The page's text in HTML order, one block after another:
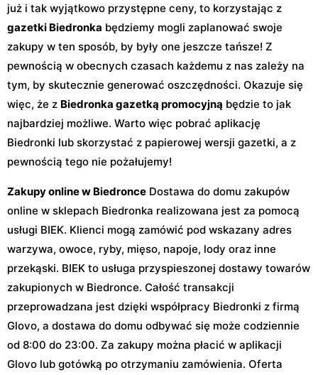
już i tak wyjątkowo przystępne ceny, to korzystając z
gazetki Biedronka będziemy mogli zaplanować swoje
zakupy w ten sposób, by były one jeszcze tańsze! Z
pewnością w obecnych czasach każdemu z nas zależy na
tym, by skutecznie generować oszczędności. Okazuje się
więc, że z Biedronka gazetką promocyjną będzie to jak
najbardziej możliwe. Warto więc pobrać aplikację
Biedronki lub skorzystać z papierowej wersji gazetki, a z
pewnością tego nie pożałujemy!
Zakupy online w Biedronce Dostawa do domu zakupów
online w sklepach Biedronka realizowana jest za pomocą
usługi BIEK. Klienci mogą zamówić pod wskazany adres
warzywa, owoce, ryby, mięso, napoje, lody oraz inne
przekąski. BIEK to usługa przyspieszonej dostawy towarów
zakupionych w Biedronce. Całość transakcji
przeprowadzana jest dzięki współpracy Biedronki z firmą
Glovo, a dostawa do domu odbywać się może codziennie
od 8:00 do 23:00. Za zakupy można płacić w aplikacji
Glovo lub gotówką po otrzymaniu zamówienia. Oferta